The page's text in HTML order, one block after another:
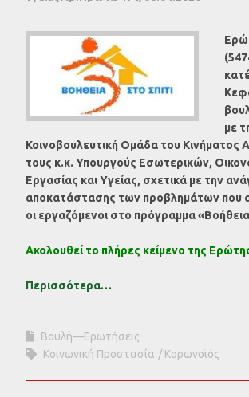
με
Κοινοβουλευτική Ομάδα του Κινήματος
τους κ.κ. Υπουργούς Εσωτερικών,
Εργασίας και Υγείας, σχετικά με την
αποκατάστασης των προβλημάτων που
οι εργαζόμενοι στο πρόγραμμα «Βοήθεια
Ακολουθεί το πλήρες κείμενο της
Περισσότερα…
Βουλή—Ερωτήσεις
Κοινωνική Προστασία
Κορωνοϊός